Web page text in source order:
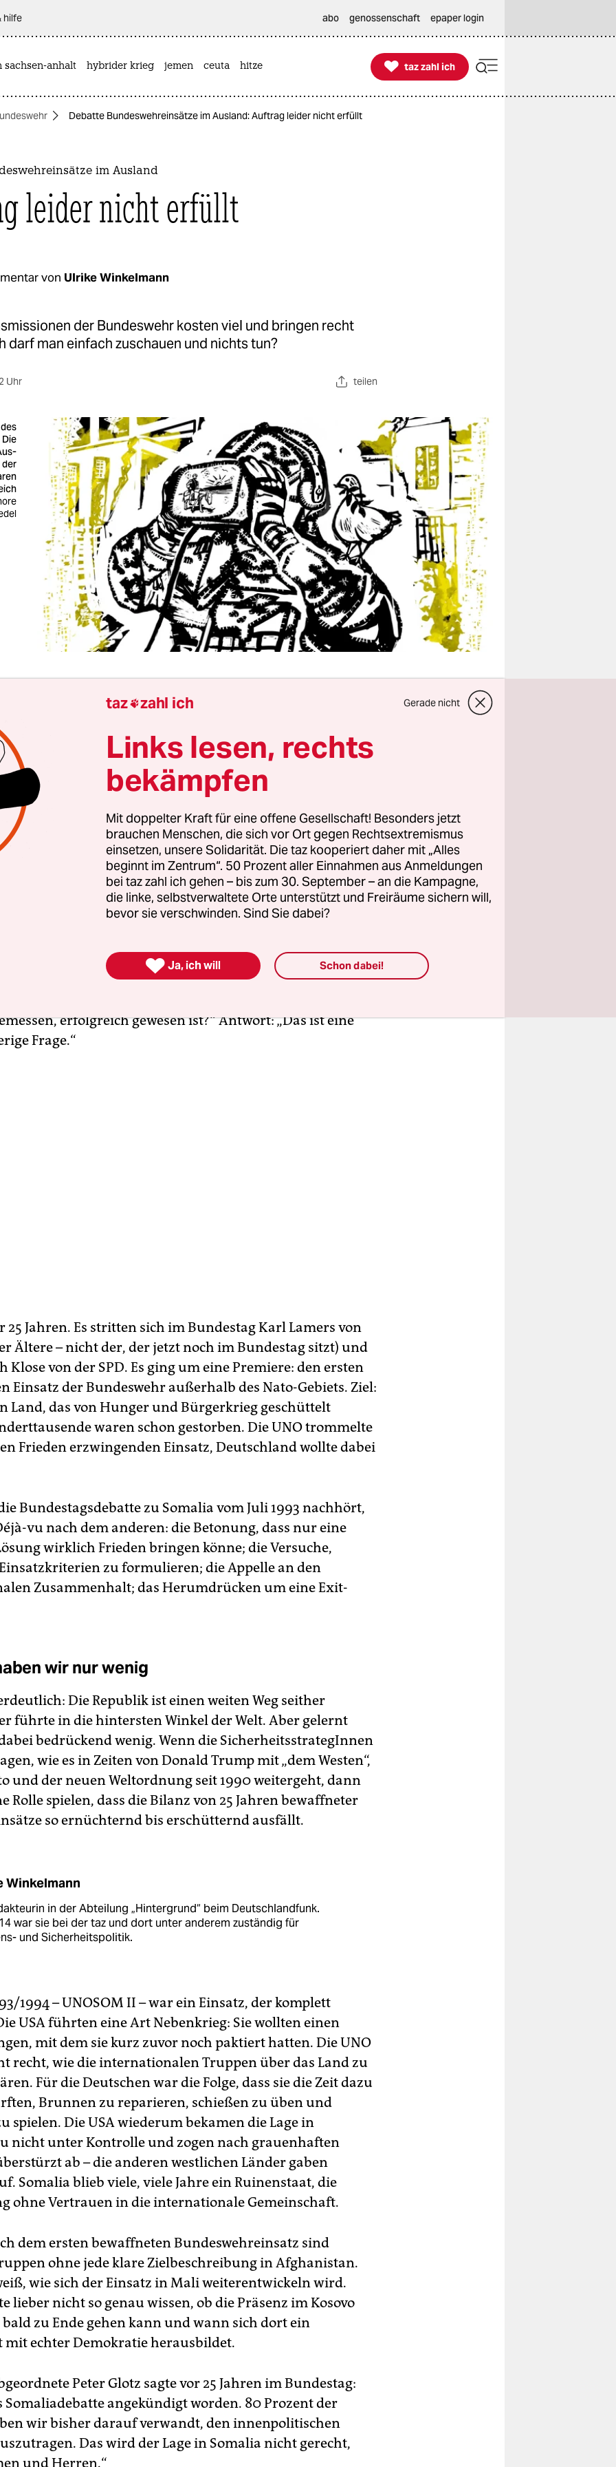
hilfe abo genossenschaft epaper login
sachsen-anhalt hybrider krieg jemen ceuta hitze 
taz zahl ich
taz zahl ich
Debatte Bundeswehreinsätze im Ausland: Auftrag leider nicht erfüllt
im Ausland
leider nicht erfüllt
von Ulrike Winkelmann
der Bundeswehr kosten viel und bringen recht
darf man einfach zuschauen und nichts tun?
Uhr teilen
Die
der
im Bundestag über den bewaffneten
war tief in der zweiten Stunde angekommen.
Punkte nannte der CDU-Außenpolitiker, die erfüllt sein
eine militärische Intervention zu rechtfertigen: 1) Es
schwere“ Menschenrechtsverletzungen vorliegen. 2)
Mittel müssten erschöpft oder aussichtslos sein. 3)
Militäranwendung müsse verhindert werden. 4) Der
Erfolg müsse die Voraussetzung für eine politische Lösung
er selber schafft sie nie.“ Die Verantwortung der
sei damit im Übrigen auch nicht beendet. Und
der Redner noch aus tiefem Herzen: „Mein Gott noch
vom SPD-Außenpolitiker: „Könnten Sie mir aus den letzten
erfolgreich gewesen ist?“ Antwort: „Das ist eine
Frage.“
25 Jahren. Es stritten sich im Bundestag Karl Lamers von
Ältere – nicht der, der jetzt noch im Bundestag sitzt) und
Klose von der SPD. Es ging um eine Premiere: den ersten
Einsatz der Bundeswehr außerhalb des Nato-Gebiets. Ziel:
Land, das von Hunger und Bürgerkrieg geschüttelt
waren schon gestorben. Die UNO trommelte
Frieden erzwingenden Einsatz, Deutschland wollte dabei
Bundestagsdebatte zu Somalia vom Juli 1993 nachhört,
vu nach dem anderen: die Betonung, dass nur eine
wirklich Frieden bringen könne; die Versuche,
zu formulieren; die Appelle an den
Zusammenhalt; das Herumdrücken um eine Exit­
wir nur wenig
Die Republik ist einen weiten Weg seither
führte in die hintersten Winkel der Welt. Aber gelernt
bedrückend wenig. Wenn die SicherheitsstrategInnen
wie es in Zeiten von Donald Trump mit „dem Westen“,
und der neuen Weltordnung seit 1990 weitergeht, dann
Rolle spielen, dass die Bilanz von 25 Jahren bewaffneter
so ernüchternd bis erschütternd ausfällt.
Winkelmann
in der Abteilung „Hintergrund“ beim Deutschlandfunk.
war sie bei der taz und dort unter anderem zuständig für
und Sicherheitspolitik.
1994 – UNOSOM II – war ein Einsatz, der komplett
USA führten eine Art Nebenkrieg: Sie wollten einen
mit dem sie kurz zuvor noch paktiert hatten. Die UNO
recht, wie die internationalen Truppen über das Land zu
Für die Deutschen war die Folge, dass sie die Zeit dazu
Brunnen zu reparieren, schießen zu üben und
spielen. Die USA wiederum bekamen die Lage in
nicht unter Kontrolle und zogen nach grauenhaften
ab – die anderen westlichen Länder gaben
Somalia blieb viele, viele Jahre ein Ruinenstaat, die
ohne Vertrauen in die internationale Gemeinschaft.
dem ersten bewaffneten Bundeswehreinsatz sind
ohne jede klare Zielbeschreibung in Afghanistan.
wie sich der Einsatz in Mali weiterentwickeln wird.
lieber nicht so genau wissen, ob die Präsenz im Kosovo
zu Ende gehen kann und wann sich dort ein
mit echter Demokratie herausbildet.
Peter Glotz sagte vor 25 Jahren im Bundestag:
Somalia­debatte angekündigt worden. 80 Prozent der
wir bisher darauf verwandt, den innenpolitischen
Das wird der Lage in Somalia nicht gerecht,
und ­Herren.“
taz zahl ich Gerade nicht
Links lesen, rechts
bekämpfen
Mit doppelter Kraft für eine offene Gesellschaft! Besonders jetzt
brauchen Menschen, die sich vor Ort gegen Rechtsextremismus
einsetzen, unsere Solidarität. Die taz kooperiert daher mit „Alles
beginnt im Zentrum“. 50 Prozent aller Einnahmen aus Anmeldungen
bei taz zahl ich gehen – bis zum 30. September – an die Kampagne,
die linke, selbstverwaltete Orte unterstützt und Freiräume sichern will,
bevor sie verschwinden. Sind Sie dabei?
 Ja, ich will Schon dabei!